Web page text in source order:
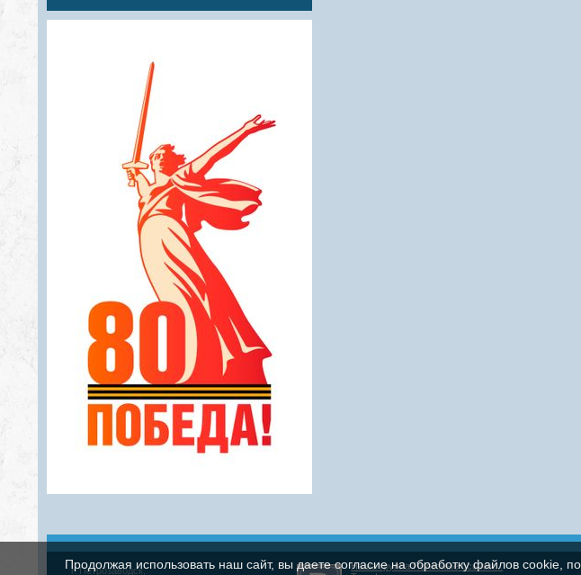
г. Петрозаводск, Наша группаПолезные ссылки...
Продолжая использовать наш сайт, вы даете согласие на обработку файлов cookie,